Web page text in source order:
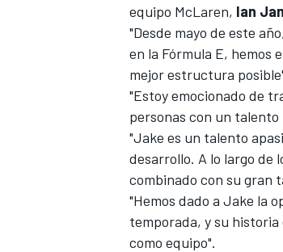
equipo McLaren, Ian
"Desde mayo de este
en la Fórmula E, hemos
mejor estructura
"Estoy emocionado de
personas con un
"Jake es un talento
desarrollo. A lo largo de
combinado con su gran
"Hemos dado a Jake la
temporada, y su
como equipo".